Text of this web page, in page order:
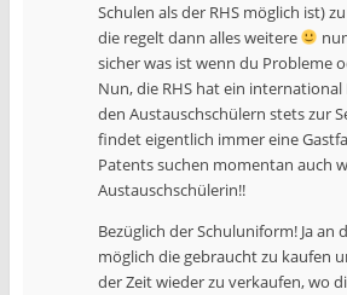
Schulen als der RHS möglich ist)
die regelt dann alles weitere
sicher was ist wenn du Probleme
Nun, die RHS hat ein
den Austauschschülern stets zur
findet eigentlich immer eine
Patents suchen momentan auch
Austauschschülerin!!
Bezüglich der Schuluniform! Ja an
möglich die gebraucht zu kaufen
der Zeit wieder zu verkaufen, wo